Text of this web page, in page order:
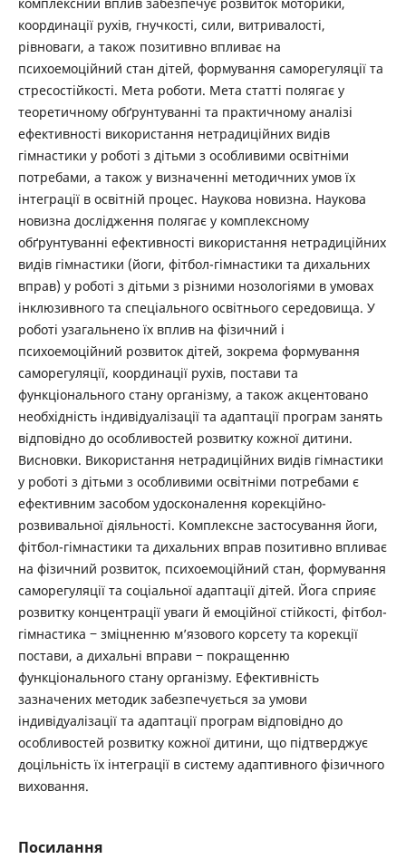
комплексний вплив забезпечує розвиток моторики,
координації рухів, гнучкості, сили, витривалості,
рівноваги, а також позитивно впливає на
психоемоційний стан дітей, формування саморегуляції та
стресостійкості. Мета роботи. Мета статті полягає у
теоретичному обґрунтуванні та практичному аналізі
ефективності використання нетрадиційних видів
гімнастики у роботі з дітьми з особливими освітніми
потребами, а також у визначенні методичних умов їх
інтеграції в освітній процес. Наукова новизна. Наукова
новизна дослідження полягає у комплексному
обґрунтуванні ефективності використання нетрадиційних
видів гімнастики (йоги, фітбол-гімнастики та дихальних
вправ) у роботі з дітьми з різними нозологіями в умовах
інклюзивного та спеціального освітнього середовища. У
роботі узагальнено їх вплив на фізичний і
психоемоційний розвиток дітей, зокрема формування
саморегуляції, координації рухів, постави та
функціонального стану організму, а також акцентовано
необхідність індивідуалізації та адаптації програм занять
відповідно до особливостей розвитку кожної дитини.
Висновки. Використання нетрадиційних видів гімнастики
у роботі з дітьми з особливими освітніми потребами є
ефективним засобом удосконалення корекційно-
розвивальної діяльності. Комплексне застосування йоги,
фітбол-гімнастики та дихальних вправ позитивно впливає
на фізичний розвиток, психоемоційний стан, формування
саморегуляції та соціальної адаптації дітей. Йога сприяє
розвитку концентрації уваги й емоційної стійкості, фітбол-
гімнастика ‒ зміцненню м’язового корсету та корекції
постави, а дихальні вправи ‒ покращенню
функціонального стану організму. Ефективність
зазначених методик забезпечується за умови
індивідуалізації та адаптації програм відповідно до
особливостей розвитку кожної дитини, що підтверджує
доцільність їх інтеграції в систему адаптивного фізичного
виховання.
Посилання